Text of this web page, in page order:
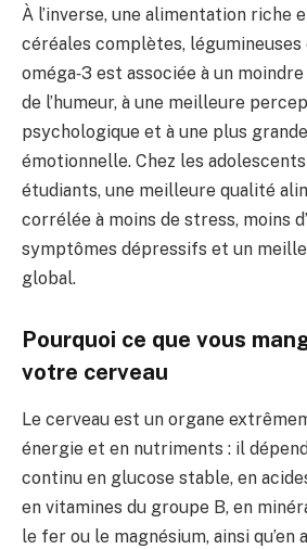
À l’inverse, une alimentation riche
céréales complètes, légumineuses
oméga‑3 est associée à un
de l’humeur, à une meilleure
psychologique et à une plus
émotionnelle. Chez les
étudiants, une meilleure qualité
corrélée à moins de stress, moins
symptômes dépressifs et un
global.
Pourquoi ce que vous
votre cerveau
Le cerveau est un organe
énergie et en nutriments : il
continu en glucose stable, en
en vitamines du groupe B, en
le fer ou le magnésium, ainsi qu’en